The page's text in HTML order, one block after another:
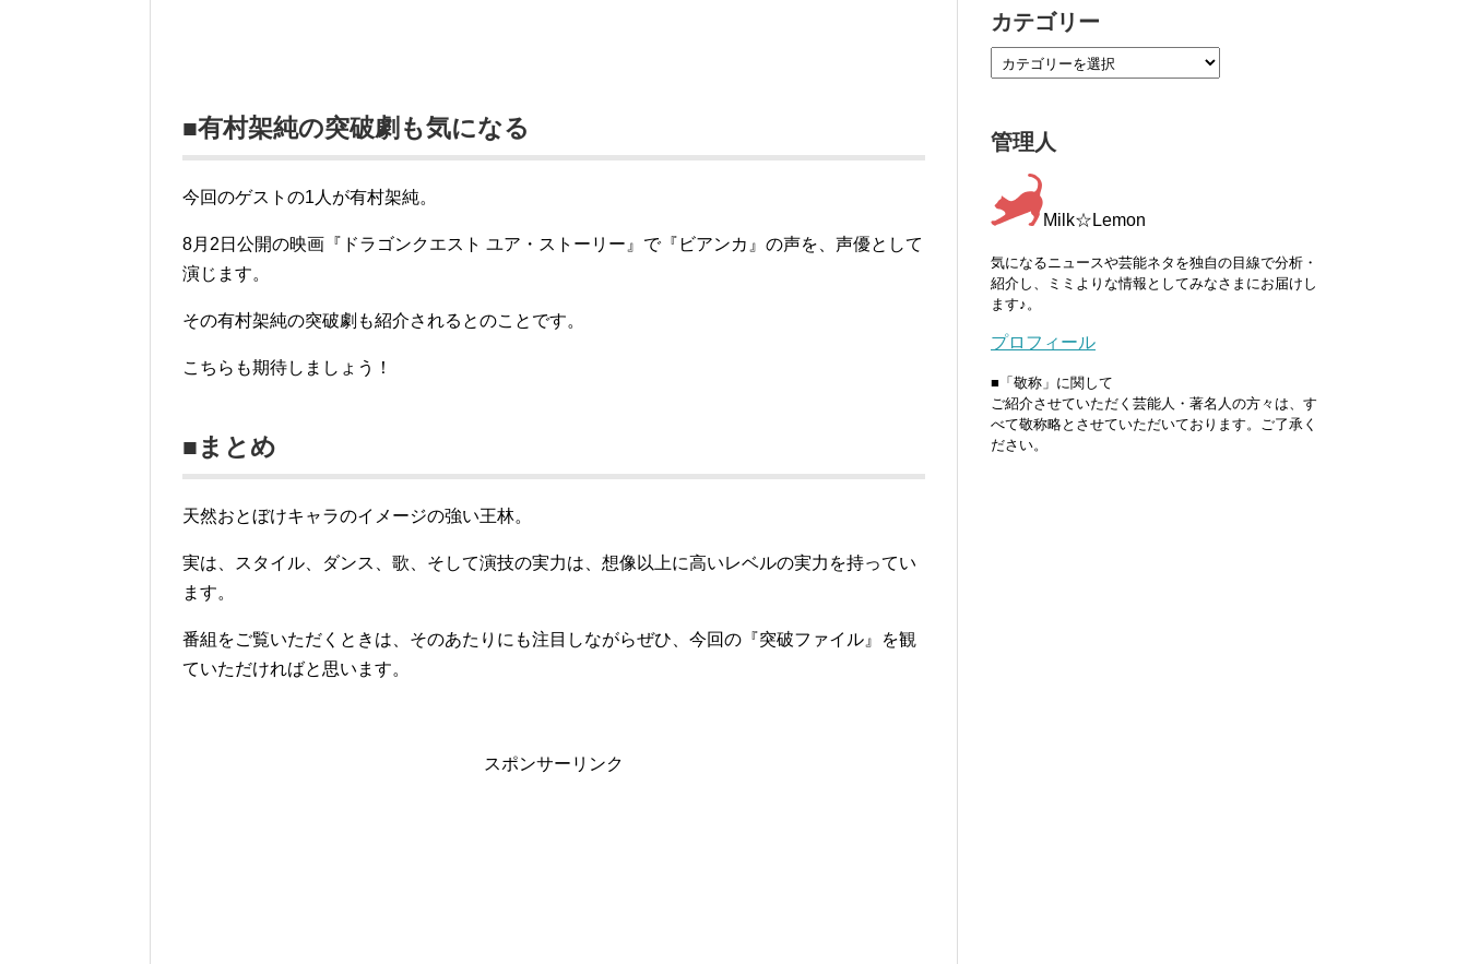
■有村架純の突破劇も気になる
今回のゲストの1人が有村架純。
8月2日公開の映画『ドラゴンクエスト ユア・ストーリー』で『ビアンカ』の声を、声優として
演じます。
その有村架純の突破劇も紹介されるとのことです。
こちらも期待しましょう！
■まとめ
天然おとぼけキャラのイメージの強い王林。
実は、スタイル、ダンス、歌、そして演技の実力は、想像以上に高いレベルの実力を持ってい
ます。
番組をご覧いただくときは、そのあたりにも注目しながらぜひ、今回の『突破ファイル』を観
ていただければと思います。
スポンサーリンク
カテゴリー
管理人
Milk☆Lemon
気になるニュースや芸能ネタを独自の目線で分析・
紹介し、ミミよりな情報としてみなさまにお届けし
ます♪。
プロフィール
■「敬称」に関して
ご紹介させていただく芸能人・著名人の方々は、す
べて敬称略とさせていただいております。ご了承く
ださい。